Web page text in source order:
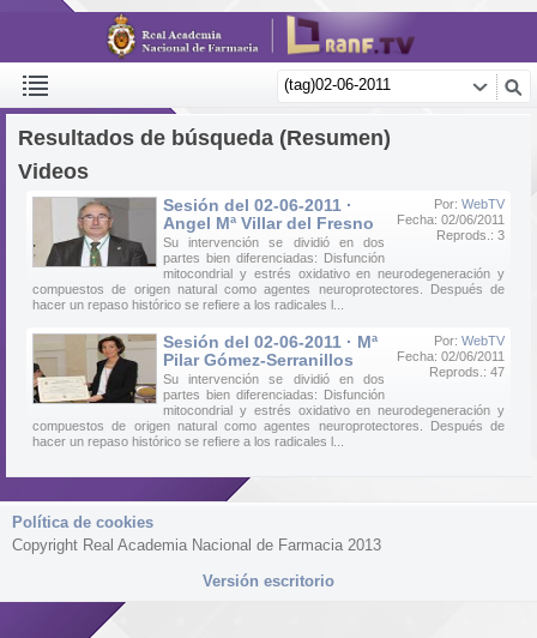
Resultados de búsqueda (Resumen)
Videos
Por: WebTV
Fecha: 02/06/2011
Reprods.: 3
Sesión del 02-06-2011 ·
Angel Mª Villar del Fresno
Su intervención se dividió en dos
partes bien diferenciadas: Disfunción
mitocondrial y estrés oxidativo en neurodegeneración y
compuestos de origen natural como agentes neuroprotectores. Después de
hacer un repaso histórico se refiere a los radicales l...
Por: WebTV
Fecha: 02/06/2011
Reprods.: 47
Sesión del 02-06-2011 · Mª
Pilar Gómez-Serranillos
Su intervención se dividió en dos
partes bien diferenciadas: Disfunción
mitocondrial y estrés oxidativo en neurodegeneración y
compuestos de origen natural como agentes neuroprotectores. Después de
hacer un repaso histórico se refiere a los radicales l...
Política de cookies
Copyright Real Academia Nacional de Farmacia 2013
Versión escritorio